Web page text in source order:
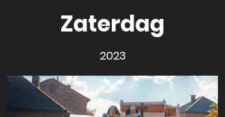
Zaterdag
2023